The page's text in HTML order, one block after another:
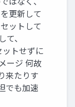
更新して
ットして
、
トせずに
ージ 何故
来たりす
でも加速